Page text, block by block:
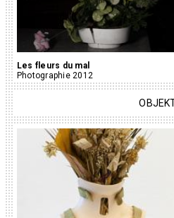
Les fleurs du mal
Photographie 2012